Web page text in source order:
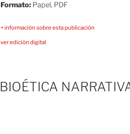
Formato: Papel, PDF
+ información sobre esta publicación
ver edición digital
BIOÉTICA